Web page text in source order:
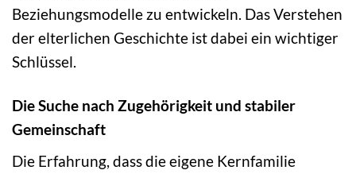
Beziehungsmodelle zu entwickeln. Das Verstehen
der elterlichen Geschichte ist dabei ein wichtiger
Schlüssel.
Die Suche nach Zugehörigkeit und stabiler
Gemeinschaft
Die Erfahrung, dass die eigene Kernfamilie